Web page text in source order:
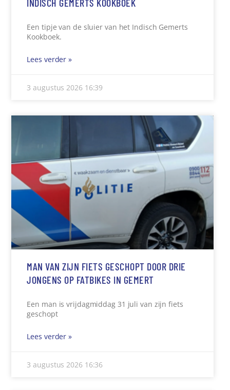
Een tipje van de sluier van het Indisch Gemerts
Kookboek.
Lees verder »
3 augustus 2026 16:39
MAN VAN ZIJN FIETS GESCHOPT DOOR DRIE
JONGENS OP FATBIKES IN GEMERT
Een man is vrijdagmiddag 31 juli van zijn fiets
geschopt
Lees verder »
3 augustus 2026 16:36